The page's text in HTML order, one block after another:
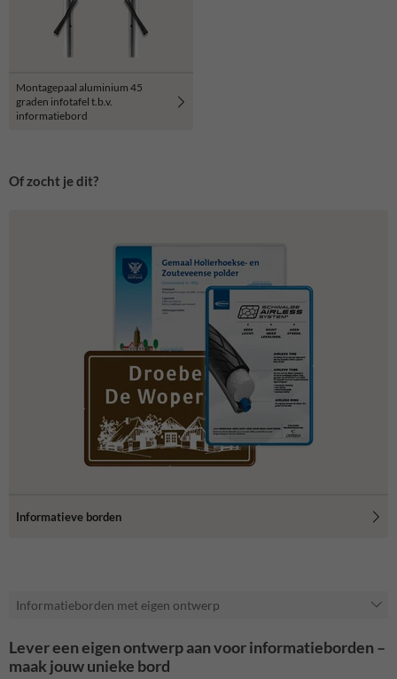
Montagepaal aluminium 45
graden infotafel t.b.v.
informatiebord
Of zocht je dit?
Informatieve borden
Informatieborden met eigen ontwerp
Lever een eigen ontwerp aan voor informatieborden –
maak jouw unieke bord